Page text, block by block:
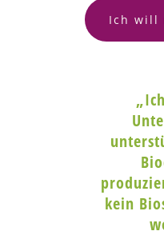
Ich will
kein